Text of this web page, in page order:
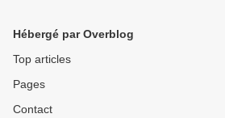
Hébergé par Overblog
Top articles
Pages
Contact